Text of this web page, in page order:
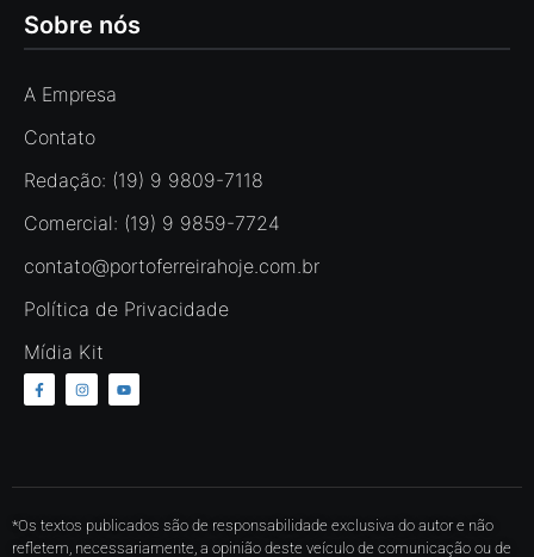
Sobre nós
A Empresa
Contato
Redação: (19) 9 9809-7118
Comercial: (19) 9 9859-7724
contato@portoferreirahoje.com.br
Política de Privacidade
Mídia Kit
*Os textos publicados são de responsabilidade exclusiva do autor e não
refletem, necessariamente, a opinião deste veículo de comunicação ou de